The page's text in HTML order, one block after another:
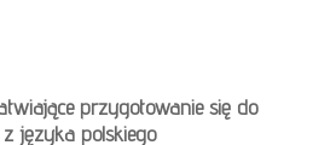
przygotowanie się do
języka polskiego